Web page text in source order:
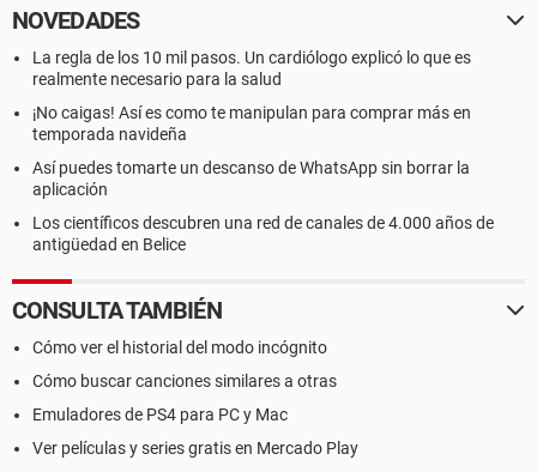
NOVEDADES
La regla de los 10 mil pasos. Un cardiólogo explicó lo que es
realmente necesario para la salud
¡No caigas! Así es como te manipulan para comprar más en
temporada navideña
Así puedes tomarte un descanso de WhatsApp sin borrar la
aplicación
Los científicos descubren una red de canales de 4.000 años de
antigüedad en Belice
CONSULTA TAMBIÉN
Cómo ver el historial del modo incógnito
Cómo buscar canciones similares a otras
Emuladores de PS4 para PC y Mac
Ver películas y series gratis en Mercado Play